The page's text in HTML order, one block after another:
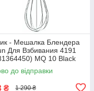
- Мешалка Блендера
Для Взбивания 4191
MQ 10 Black
до відправки
₴ 1 290 ₴